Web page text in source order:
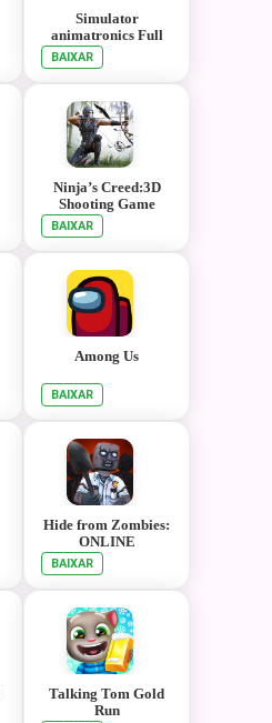
Simulator
animatronics Full
BAIXAR
Ninja’s Creed:3D
Shooting Game
BAIXAR
Among Us
BAIXAR
Hide from Zombies:
ONLINE
BAIXAR
Talking Tom Gold
Run